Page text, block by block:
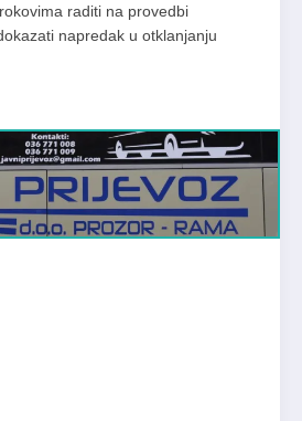
raditi na provedbi
napredak u otklanjanju